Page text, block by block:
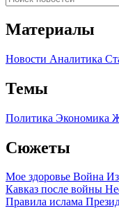
Материалы
Новости Аналитика
Темы
Политика Экономика
Сюжеты
Мое здоровье Война
Кавказ после войны
Правила ислама